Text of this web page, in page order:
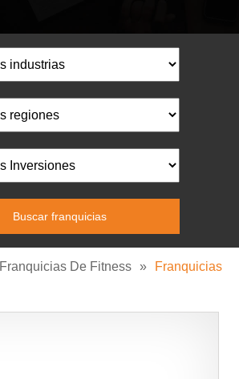
Franquicias De Fitness »
Franquicias